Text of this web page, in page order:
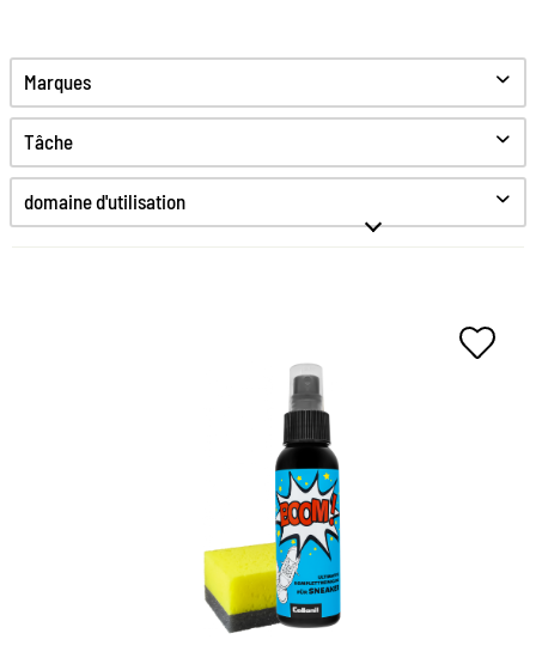
Marques
Tâche
Nettoyer
S'occuper de
domaine d'utilisation
Le nettoyage complet pour
chaque basket
Facile à appliquer
Le nettoyant allround le plus cool pour les baskets
avec une formule magique 4